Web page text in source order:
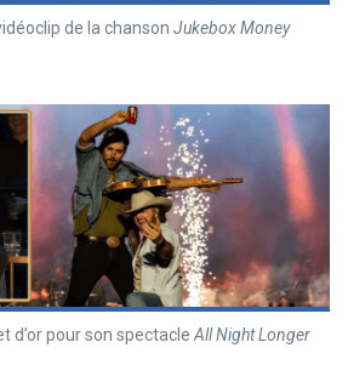
de la chanson Jukebox Money
d’or pour son spectacle All Night Longer